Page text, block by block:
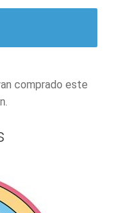
comprado este